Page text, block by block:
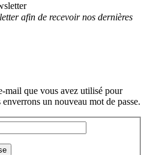
afin de recevoir nos dernières
mail que vous avez utilisé pour
un nouveau mot de passe.